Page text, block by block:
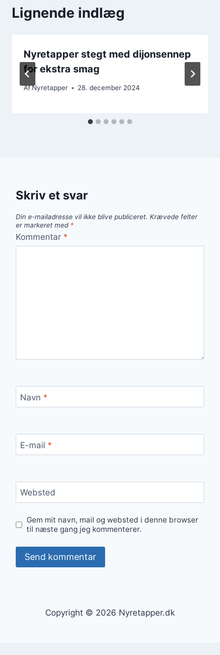
Lignende indlæg
Nyretapper stegt med dijonsennep
for ekstra smag
AfNyretapper 28. december 2024
Skriv et svar
Din e-mailadresse vil ikke blive publiceret. Krævede felter
er markeret med *
Kommentar *
Navn *
E-mail *
Websted
Gem mit navn, mail og websted i denne browser
til næste gang jeg kommenterer.
Copyright © 2026 Nyretapper.dk